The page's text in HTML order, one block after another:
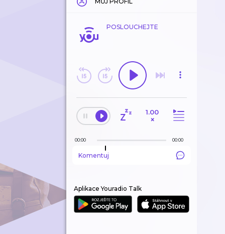
POSLOUCHEJTE
1.00
×
00:00 00:00
Komentuj
Aplikace Youradio Talk